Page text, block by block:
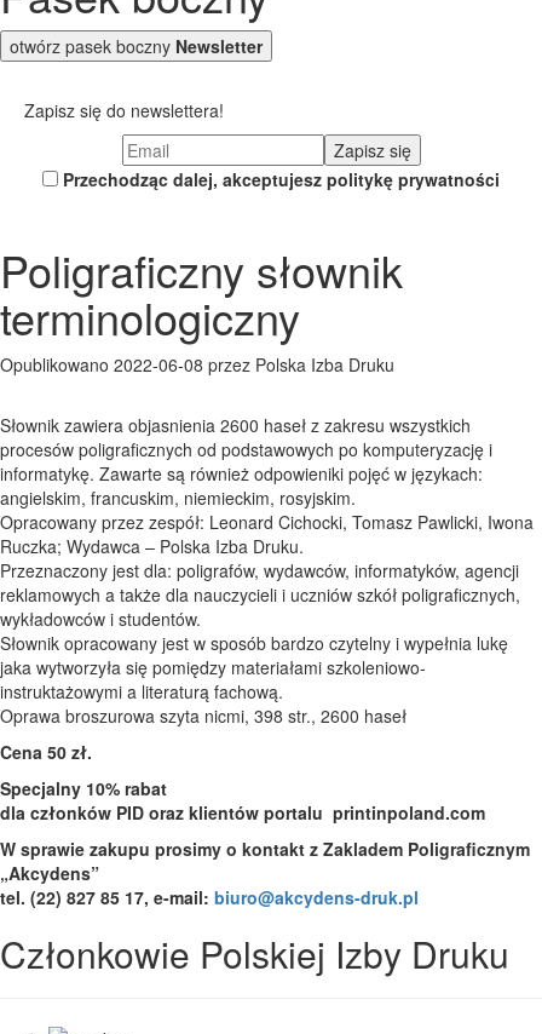
otwórz pasek boczny Newsletter
Zapisz się do newslettera!
Przechodząc dalej, akceptujesz politykę prywatności
Poligraficzny słownik
terminologiczny
Opublikowano 2022-06-08 przez Polska Izba Druku
Słownik zawiera objasnienia 2600 haseł z zakresu wszystkich
procesów poligraficznych od podstawowych po komputeryzację i
informatykę. Zawarte są również odpowieniki pojęć w językach:
angielskim, francuskim, niemieckim, rosyjskim.
Opracowany przez zespół: Leonard Cichocki, Tomasz Pawlicki, Iwona
Ruczka; Wydawca – Polska Izba Druku.
Przeznaczony jest dla: poligrafów, wydawców, informatyków, agencji
reklamowych a także dla nauczycieli i uczniów szkół poligraficznych,
wykładowców i studentów.
Słownik opracowany jest w sposób bardzo czytelny i wypełnia lukę
jaka wytworzyła się pomiędzy materiałami szkoleniowo-
instruktażowymi a literaturą fachową.
Oprawa broszurowa szyta nicmi, 398 str., 2600 haseł
Cena 50 zł.
Specjalny 10% rabat
dla członków PID oraz klientów portalu printinpoland.com
W sprawie zakupu prosimy o kontakt z Zakladem Poligraficznym
„Akcydens”
tel. (22) 827 85 17, e-mail: biuro@akcydens-druk.pl
Członkowie Polskiej Izby Druku